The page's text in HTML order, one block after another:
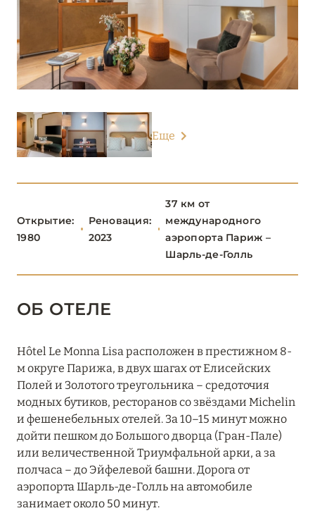
НОРМАНДИЯ
О-ДЕ-ФРАНС 3
ОВЕРНЬ-РОНА-АЛЬПЫ
ОКСИТАНИЯ
ПАРИЖ 46
1, Place Vendôme
Château des Fleurs
Cheval Blanc Paris
Experimental Marais
Fauchon L'Hôtel Paris
Four Seasons Hotel George V, Paris
Grand Hôtel Champs-Élysées
Grand Pigalle Experimental
Еще
Открытие:
1980
Реновация:
2023
37 км от
международного
аэропорта Париж –
Шарль-де-Голль
ОБ ОТЕЛЕ
Hôtel Le Monna Lisa расположен в престижном 8-
м округе Парижа, в двух шагах от Елисейских
Полей и Золотого треугольника – средоточия
модных бутиков, ресторанов со звёздами Michelin
и фешенебельных отелей. За 10–15 минут можно
дойти пешком до Большого дворца (Гран-Пале)
или величественной Триумфальной арки, а за
полчаса – до Эйфелевой башни. Дорога от
аэропорта Шарль-де-Голль на автомобиле
занимает около 50 минут.